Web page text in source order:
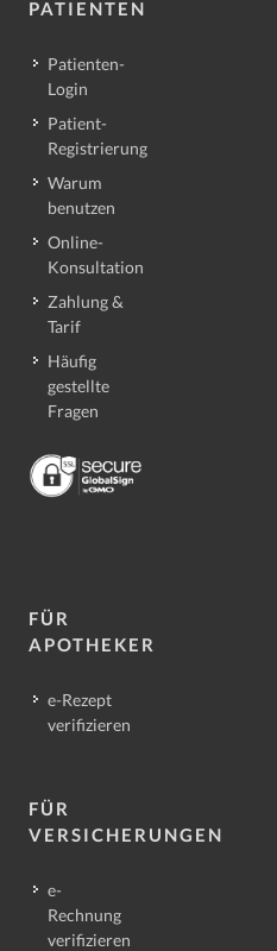
PATIENTEN
Patienten-
Login
Patient-
Registrierung
Warum
benutzen
Online-
Konsultation
Zahlung &
Tarif
Häufig
gestellte
Fragen
FÜR
APOTHEKER
e-Rezept
verifizieren
FÜR
VERSICHERUNGEN
e-
Rechnung
verifizieren